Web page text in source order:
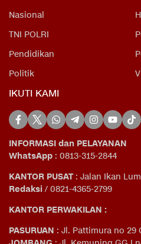
Nasional
TNI POLRI
Pendidikan
Politik
IKUTI KAMI
INFORMASI dan PELAYANAN
WhatsApp : 0813-315-2844
KANTOR PUSAT: Jalan Ikan
Redaksi / 0821-4365-2799
KANTOR PERWAKILAN :
PASURUAN : Jl. Pattimura no 29